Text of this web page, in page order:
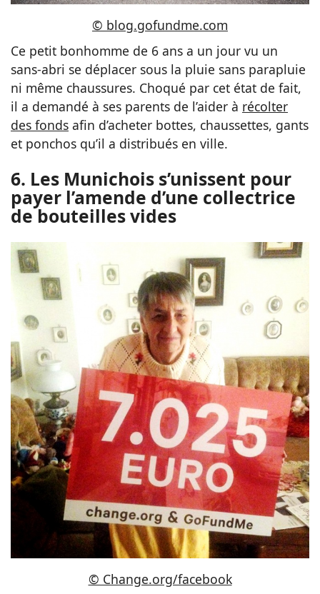
© blog.gofundme.com
Ce petit bonhomme de 6 ans a un jour vu un
sans-abri se déplacer sous la pluie sans parapluie
ni même chaussures. Choqué par cet état de fait,
il a demandé à ses parents de l’aider à récolter
des fonds afin d’acheter bottes, chaussettes, gants
et ponchos qu’il a distribués en ville.
6. Les Munichois s’unissent pour
payer l’amende d’une collectrice
de bouteilles vides
© Change.org/facebook